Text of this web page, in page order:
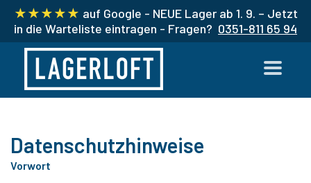
★★★★★ auf Google - NEUE Lager ab 1. 9. – Jetzt
in die Warteliste eintragen - Fragen? 0351-811 65 94
Datenschutzhinweise
Vorwort